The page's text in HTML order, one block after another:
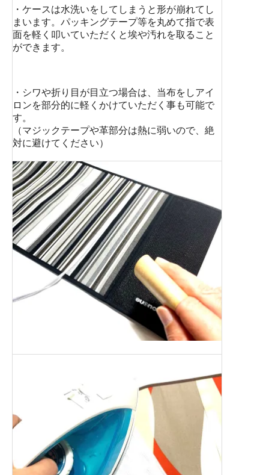
・ケースは水洗いをしてしまうと形が崩れてし
まいます。パッキングテープ等を丸めて指で表
面を軽く叩いていただくと埃や汚れを取ること
ができます。
・シワや折り目が目立つ場合は、当布をしアイ
ロンを部分的に軽くかけていただく事も可能で
す。
（マジックテープや革部分は熱に弱いので、絶
対に避けてください）